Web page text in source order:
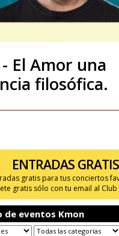
El Amor una
filosófica.
ENTRADAS GRATIS
gratis para tus conciertos
gratis sólo con tu email al Club
de eventos Kmon